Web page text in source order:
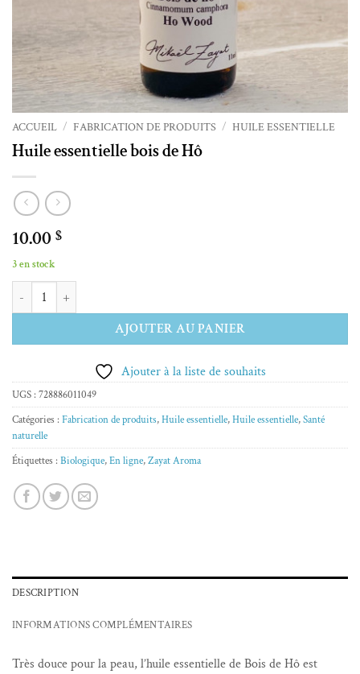
ACCUEIL / FABRICATION DE PRODUITS / HUILE ESSENTIELLE
Huile essentielle bois de Hô
10.00 $
3 en stock
quantité de Huile essentielle bois de Hô
AJOUTER AU PANIER
Alternative:
Ajouter à la liste de souhaits
UGS : 728886011049
Catégories : Fabrication de produits,Huile essentielle,Huile essentielle,Santé
naturelle
Étiquettes : Biologique,En ligne,Zayat Aroma
DESCRIPTION
INFORMATIONS COMPLÉMENTAIRES
Très douce pour la peau, l’huile essentielle de Bois de Hô est